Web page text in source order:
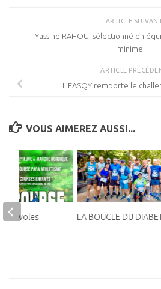
ARTICLE
Yassine RAHOUI sélectionné en
minime
ARTICLE
L’EASQY remporte le
VOUS AIMEREZ AUSSI...
LA BOUCLE DU